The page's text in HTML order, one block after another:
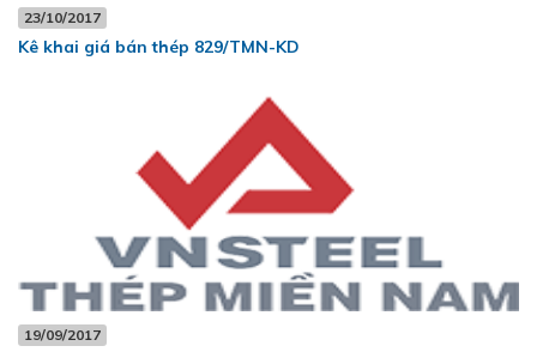
23/10/2017
Kê khai giá bán thép 829/TMN-KD
19/09/2017
Hưởng ứng tháng công nhân 2026 - Lan tỏa tinh thần gắn kết
– Chăm lo người lao động